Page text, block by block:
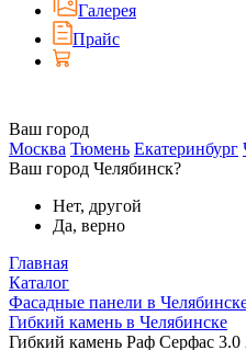
Галерея
Прайс
Ваш город
Москва Тюмень Екатеринбург
Ваш город Челябинск?
Нет, другой
Да, верно
Главная
Каталог
Фасадные панели в
Гибкий камень в Челябинске
Гибкий камень Раф Серфас 3.0